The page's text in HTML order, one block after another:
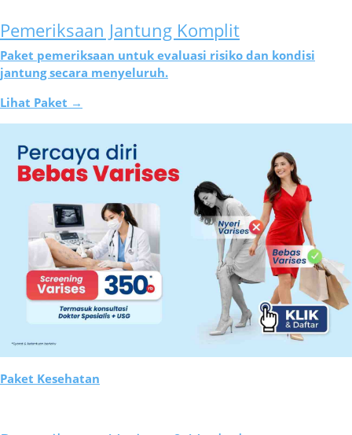
Pemeriksaan Jantung Komplit
Paket pemeriksaan untuk evaluasi risiko dan kondisi
jantung secara menyeluruh.
Lihat Paket →
Paket Kesehatan